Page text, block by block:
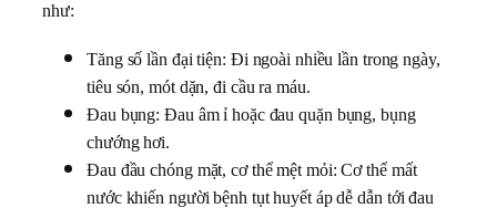
như:
Tăng số lần đại tiện: Đi ngoài nhiều lần trong ngày,
tiêu són, mót dặn, đi cầu ra máu.
Đau bụng: Đau âm ỉ hoặc đau quặn bụng, bụng
chướng hơi.
Đau đầu chóng mặt, cơ thể mệt mỏi: Cơ thể mất
nước khiến người bệnh tụt huyết áp dễ dẫn tới đau